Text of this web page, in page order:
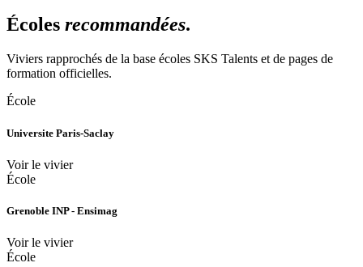
Écoles recommandées.
Viviers rapprochés de la base écoles SKS Talents et de pages de
formation officielles.
École
Universite Paris-Saclay
Voir le vivier
École
Grenoble INP - Ensimag
Voir le vivier
École